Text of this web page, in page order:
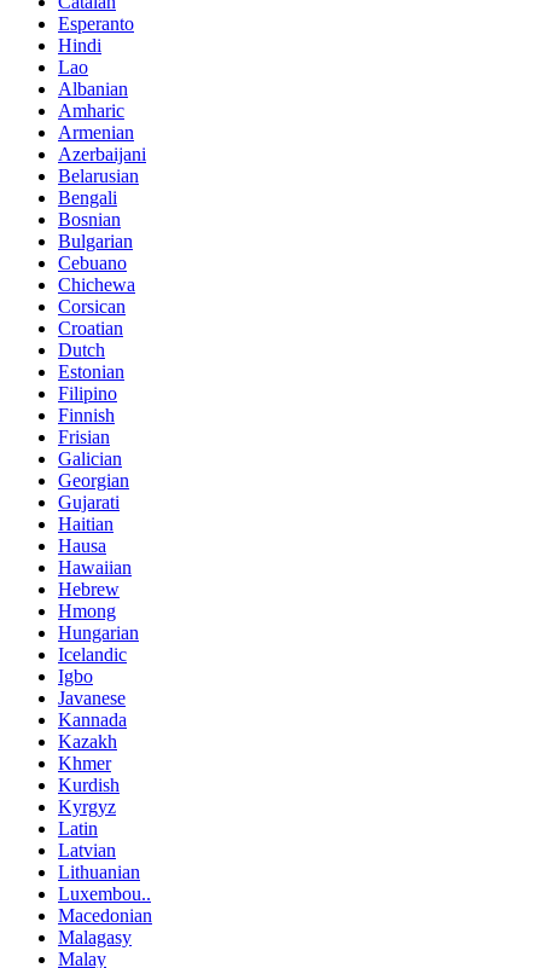
Esperanto
Hindi
Lao
Albanian
Amharic
Armenian
Azerbaijani
Belarusian
Bengali
Bosnian
Bulgarian
Cebuano
Chichewa
Corsican
Croatian
Dutch
Estonian
Filipino
Finnish
Frisian
Galician
Georgian
Gujarati
Haitian
Hausa
Hawaiian
Hebrew
Hmong
Hungarian
Icelandic
Igbo
Javanese
Kannada
Kazakh
Khmer
Kurdish
Kyrgyz
Latin
Latvian
Lithuanian
Luxembou..
Macedonian
Malagasy
Malay